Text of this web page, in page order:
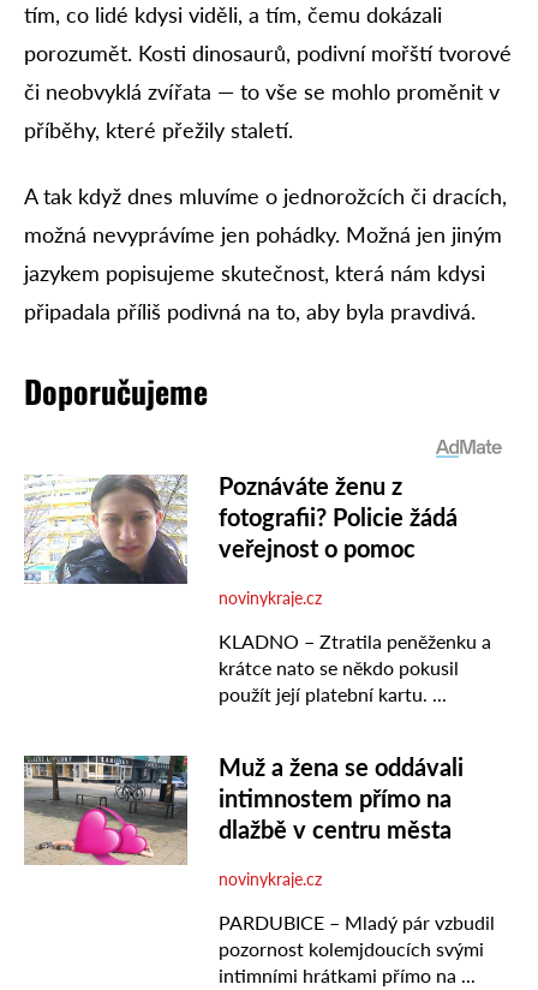
tím, co lidé kdysi viděli, a tím, čemu dokázali
porozumět. Kosti dinosaurů, podivní mořští tvorové
či neobvyklá zvířata — to vše se mohlo proměnit v
příběhy, které přežily staletí.
A tak když dnes mluvíme o jednorožcích či dracích,
možná nevyprávíme jen pohádky. Možná jen jiným
jazykem popisujeme skutečnost, která nám kdysi
připadala příliš podivná na to, aby byla pravdivá.
Doporučujeme